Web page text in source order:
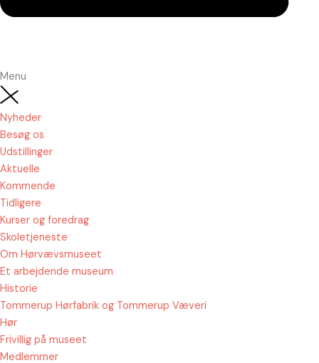
Menu
Nyheder
Besøg os
Udstillinger
Aktuelle
Kommende
Tidligere
Kurser og foredrag
Skoletjeneste
Om Hørvævsmuseet
Et arbejdende museum
Historie
Tommerup Hørfabrik og Tommerup Væveri
Hør
Frivillig på museet
Medlemmer